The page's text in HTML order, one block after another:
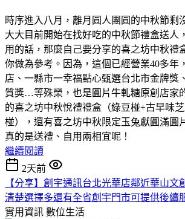
時序進入八月，離月圓人團圓的中秋節剩
大大目前開始在找好吃的中秋節禮盒送人
用的話，那麼自己要分享的喜之坊中秋禮
你做為參考。因為，這個已經營業40多年
店、一縣市一幸福點心甄選台北市金牌獎
質獎…等殊榮，也是圓片牛軋糖原創店家
的喜之坊中秋悅禮禮盒（綠豆椪+古早味
椪），還有喜之坊中秋限定玉兔獻圓滿圓
真的是送禮、自用兩相宜呢！
繼續閱讀
2天前
【分享】創宇通訊台北光華店鄰近華山文
清楚選擇多還有全省創宇門市可提供後續
實用資訊 數位生活